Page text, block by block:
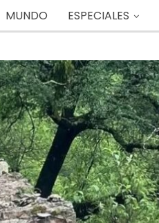
MUNDO ESPECIALES